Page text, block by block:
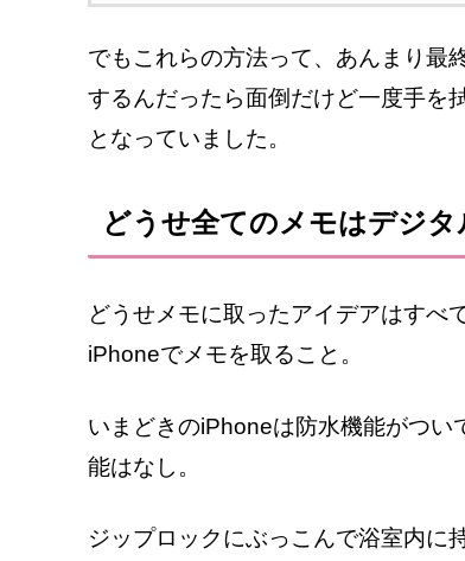
でもこれらの方法って、あんまり最
するんだったら面倒だけど一度手を
となっていました。
どうせ全てのメモはデジ
どうせメモに取ったアイデアはすべ
iPhoneでメモを取ること。
いまどきのiPhoneは防水機能がつ
能はなし。
ジップロックにぶっこんで浴室内に